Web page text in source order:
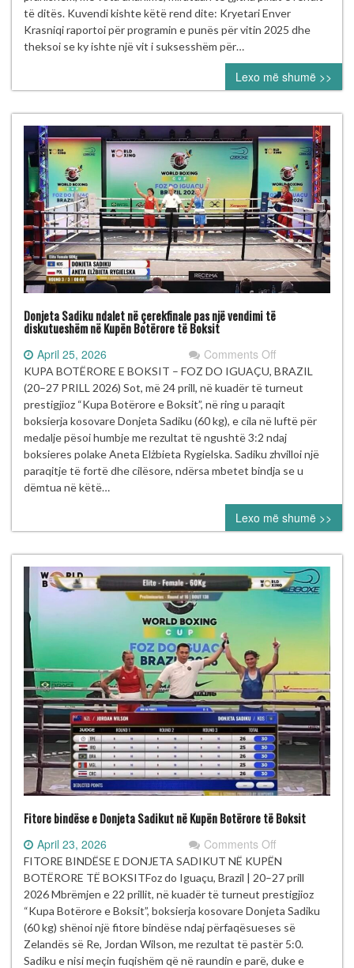
FBOXK-
së
unanimisht
programet
dhe
pranon
klube
të
reja
të ditës. Kuvendi kishte këtë rend dite: Kryetari Enver
Krasniqi raportoi për programin e punës për vitin 2025 dhe
theksoi se ky ishte një vit i suksesshëm për…
Lexo më shumë >>
Donjeta Sadiku ndalet në çerekfinale pas një vendimi të
diskutueshëm në Kupën Botërore të Boksit
April 25, 2026 Comments Offon
Donjeta
Sadiku
ndalet
në
çerekfinale
pas
një
të
diskutueshëm
në
Kupën
Botërore
të
KUPA BOTËRORE E BOKSIT – FOZ DO IGUAÇU, BRAZIL
(20–27 PRILL 2026) Sot, më 24 prill, në kuadër të turneut
prestigjioz “Kupa Botërore e Boksit”, në ring u paraqit
boksierja kosovare Donjeta Sadiku (60 kg), e cila në luftë për
medalje pësoi humbje me rezultat të ngushtë 3:2 ndaj
boksieres polake Aneta Elżbieta Rygielska. Sadiku zhvilloi një
paraqitje të fortë dhe cilësore, ndërsa mbetet bindja se u
dëmtua në këtë…
Lexo më shumë >>
Fitore bindëse e Donjeta Sadikut në Kupën Botërore të Boksit
April 23, 2026 Comments Offon
Fitore
bindëse
e
Donjeta
Sadikut
në
Kupën
FITORE BINDËSE E DONJETA SADIKUT NË KUPËN
BOTËRORE TË BOKSITFoz do Iguaçu, Brazil | 20–27 prill
2026 Mbrëmjen e 22 prillit, në kuadër të turneut prestigjioz
“Kupa Botërore e Boksit”, boksierja kosovare Donjeta Sadiku
(60 kg) shënoi një fitore bindëse ndaj përfaqësueses së
Zelandës së Re, Jordan Wilson, me rezultat të pastër 5:0.
Sadiku e nisi meçin fuqishëm që në raundin e parë, duke e